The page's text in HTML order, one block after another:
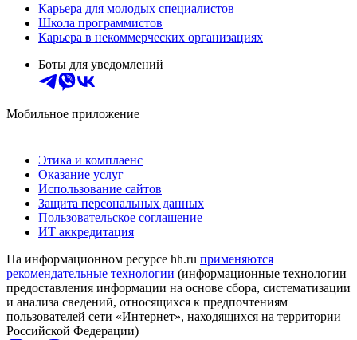
Карьера для молодых специалистов
Школа программистов
Карьера в некоммерческих организациях
Боты для уведомлений
Мобильное приложение
Этика и комплаенс
Оказание услуг
Использование сайтов
Защита персональных данных
Пользовательское соглашение
ИТ аккредитация
На информационном ресурсе hh.ru применяются
рекомендательные технологии (информационные технологии
предоставления информации на основе сбора, систематизации
и анализа сведений, относящихся к предпочтениям
пользователей сети «Интернет», находящихся на территории
Российской Федерации)